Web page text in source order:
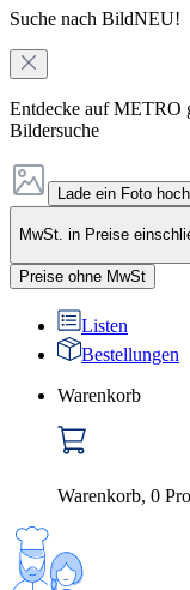
Suche nach BildNEU!
Entdecke auf METRO
Bildersuche
Lade ein Foto hoch
MwSt. in Preise
Preise ohne MwSt
Listen
Bestellungen
Warenkorb
Warenkorb, 0